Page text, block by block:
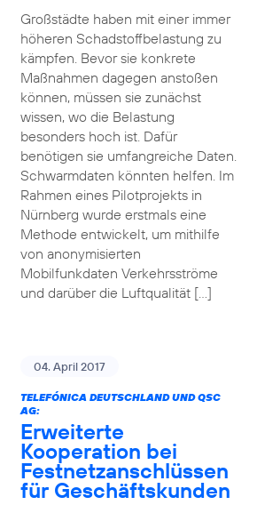
Großstädte haben mit einer immer
höheren Schadstoffbelastung zu
kämpfen. Bevor sie konkrete
Maßnahmen dagegen anstoßen
können, müssen sie zunächst
wissen, wo die Belastung
besonders hoch ist. Dafür
benötigen sie umfangreiche Daten.
Schwarmdaten könnten helfen. Im
Rahmen eines Pilotprojekts in
Nürnberg wurde erstmals eine
Methode entwickelt, um mithilfe
von anonymisierten
Mobilfunkdaten Verkehrsströme
und darüber die Luftqualität […]
04. April 2017
TELEFÓNICA DEUTSCHLAND UND QSC
AG:
Erweiterte
Kooperation bei
Festnetzanschlüssen
für Geschäftskunden